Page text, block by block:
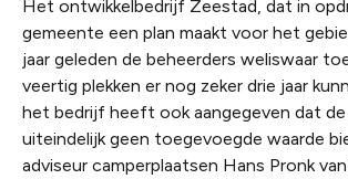
Het ontwikkelbedrijf Zeestad, dat in
gemeente een plan maakt voor het
jaar geleden de beheerders weliswaar
veertig plekken er nog zeker drie jaar
het bedrijf heeft ook aangegeven dat de
uiteindelijk geen toegevoegde waarde
adviseur camperplaatsen Hans Pronk